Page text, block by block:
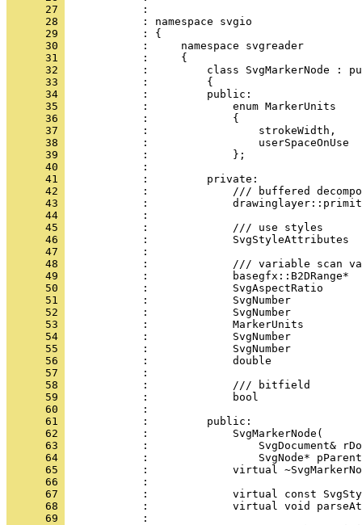
      27
      28
      29
      30
      31
      32
      33
      34
      35
      36
      37
      38
      39
      40
      41
      42
      43
      44
      45
      46
      47
      48
      49
      50
      51
      52
      53
      54
      55
      56
      57
      58
      59
      60
      61
      62
      63
      64
      65
      66
      67
      68
      69